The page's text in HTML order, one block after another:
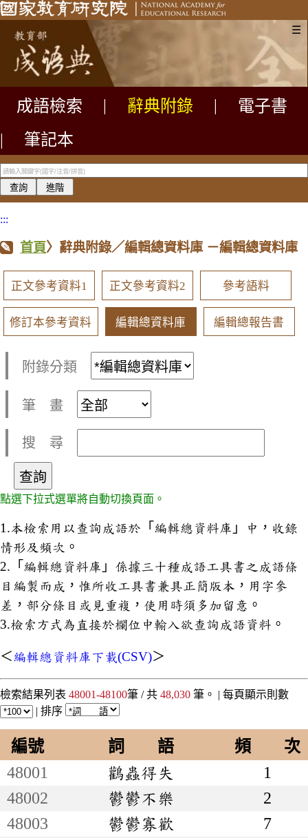
☰
成語檢索 辭典附錄
電子書
|
筆記本
:::
首頁〉辭典附錄／編輯總資料庫 －編輯總資料庫
正文參考資料1 正文參考資料2 參考語料
修訂本參考資料 編輯總資料庫 編輯總報告書
附錄分類
筆 畫
搜 尋
點選下拉式選單將自動切換頁面。
1.本檢索用以查詢成語於「編輯總資料庫」中，收錄
情形及頻次。
2.「編輯總資料庫」係據三十種成語工具書之成語條
目編製而成，惟所收工具書兼具正簡版本，用字參
差，部分條目或見重複，使用時須多加留意。
3.檢索方式為直接於欄位中輸入欲查詢成語資料。
＜編輯總資料庫下載(CSV)＞
檢索結果列表 48001-48100筆 / 共 48,030 筆。 | 每頁顯示則數
| 排序
編號 詞 語
頻 次
48001
鸛蟲得失
1
48002
鬱鬱不樂
2
48003
鬱鬱寡歡
7